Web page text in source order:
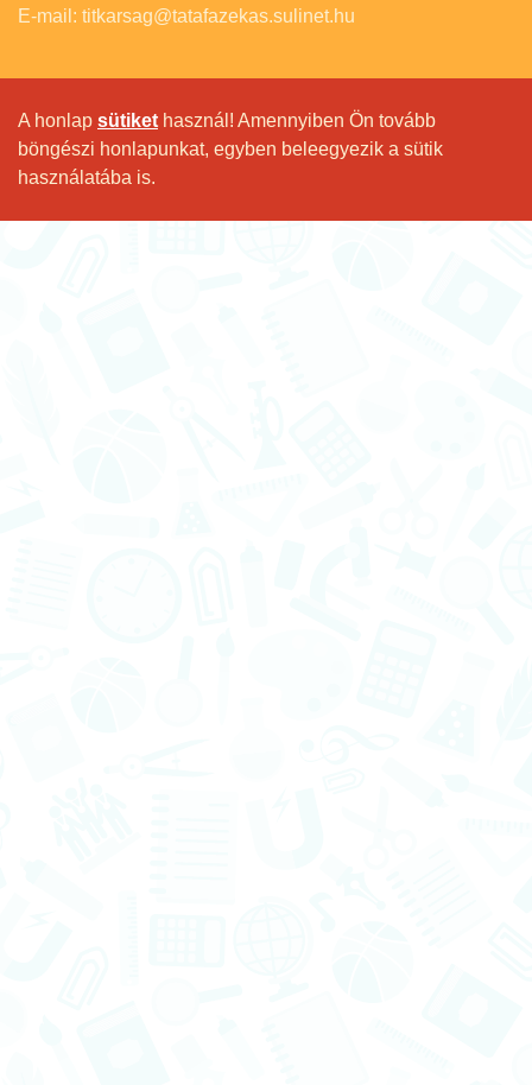
E-mail: titkarsag@tatafazekas.sulinet.hu
A honlap sütiket használ! Amennyiben Ön tovább
böngészi honlapunkat, egyben beleegyezik a sütik
használatába is.